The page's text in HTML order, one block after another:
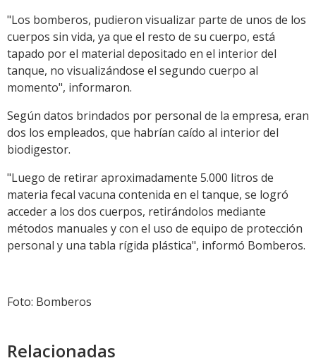
"Los bomberos, pudieron visualizar parte de unos de los
cuerpos sin vida, ya que el resto de su cuerpo, está
tapado por el material depositado en el interior del
tanque, no visualizándose el segundo cuerpo al
momento", informaron.
Según datos brindados por personal de la empresa, eran
dos los empleados, que habrían caído al interior del
biodigestor.
"Luego de retirar aproximadamente 5.000 litros de
materia fecal vacuna contenida en el tanque, se logró
acceder a los dos cuerpos, retirándolos mediante
métodos manuales y con el uso de equipo de protección
personal y una tabla rígida plástica", informó Bomberos.
Foto: Bomberos
Relacionadas